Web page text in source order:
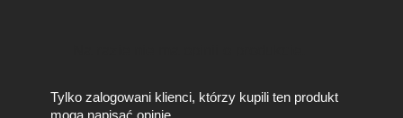
Tylko zalogowani klienci, którzy kupili ten produkt